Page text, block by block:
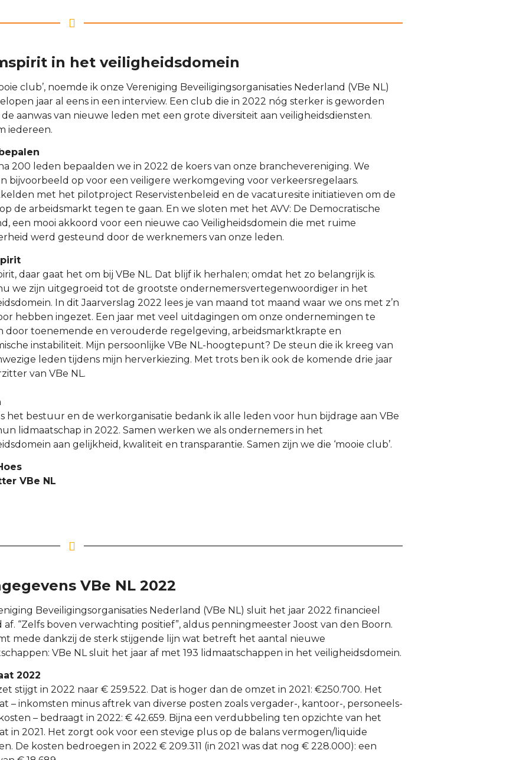
in het veiligheidsdomein
club’, noemde ik onze Vereniging Beveiligingsorganisaties Nederland (VBe NL)
jaar al eens in een interview. Een club die in 2022 nóg sterker is geworden
aanwas van nieuwe leden met een grote diversiteit aan veiligheidsdiensten.
iedereen.
200 leden bepaalden we in 2022 de koers van onze branchevereniging. We
bijvoorbeeld op voor een veiligere werkomgeving voor verkeersregelaars.
met het pilotproject Reservistenbeleid en de vacaturesite initiatieven om de
de arbeidsmarkt tegen te gaan. En we sloten met het AVV: De Democratische
een mooi akkoord voor een nieuwe cao Veiligheidsdomein die met ruime
werd gesteund door de werknemers van onze leden.
daar gaat het om bij VBe NL. Dat blijf ik herhalen; omdat het zo belangrijk is.
we zijn uitgegroeid tot de grootste ondernemersvertegenwoordiger in het
In dit Jaarverslag 2022 lees je van maand tot maand waar we ons met z’n
hebben ingezet. Een jaar met veel uitdagingen om onze ondernemingen te
door toenemende en verouderde regelgeving, arbeidsmarktkrapte en
instabiliteit. Mijn persoonlijke VBe NL-hoogtepunt? De steun die ik kreeg van
leden tijdens mijn herverkiezing. Met trots ben ik ook de komende drie jaar
van VBe NL.
het bestuur en de werkorganisatie bedank ik alle leden voor hun bijdrage aan VBe
lidmaatschap in 2022. Samen werken we als ondernemers in het
aan gelijkheid, kwaliteit en transparantie. Samen zijn we die ‘mooie club’.
VBe NL
VBe NL 2022
Beveiligingsorganisaties Nederland (VBe NL) sluit het jaar 2022 financieel
af. “Zelfs boven verwachting positief”, aldus penningmeester Joost van den Boorn.
mede dankzij de sterk stijgende lijn wat betreft het aantal nieuwe
VBe NL sluit het jaar af met 193 lidmaatschappen in het veiligheidsdomein.
2022
stijgt in 2022 naar € 259.522. Dat is hoger dan de omzet in 2021: €250.700. Het
– inkomsten minus aftrek van diverse posten zoals vergader-, kantoor-, personeels-
– bedraagt in 2022: € 42.659. Bijna een verdubbeling ten opzichte van het
in 2021. Het zorgt ook voor een stevige plus op de balans vermogen/liquide
De kosten bedroegen in 2022 € 209.311 (in 2021 was dat nog € 228.000): een